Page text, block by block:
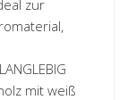
zur
mit weiß